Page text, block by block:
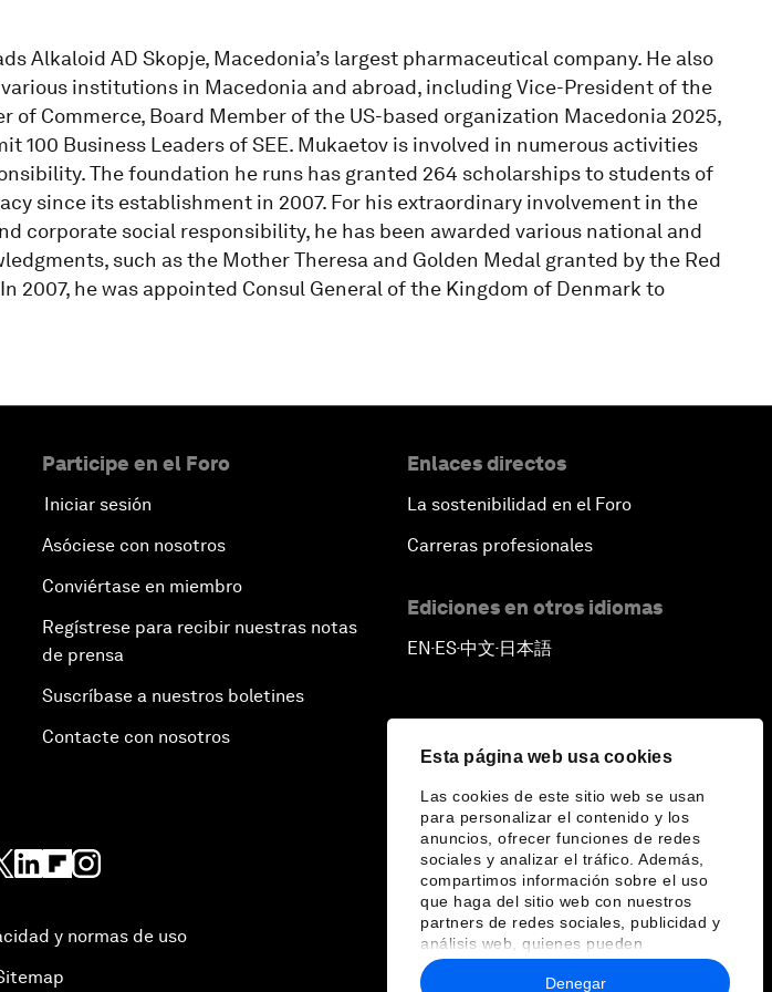
Esta página web usa cookies
Las cookies de este sitio web se usan
para personalizar el contenido y los
anuncios, ofrecer funciones de redes
sociales y analizar el tráfico. Además,
compartimos información sobre el uso
que haga del sitio web con nuestros
partners de redes sociales, publicidad y
análisis web, quienes pueden
combinarla con otra información que les
haya proporcionado o que hayan
Denegar
Alkaloid AD Skopje, Macedonia’s largest pharmaceutical company. He also
institutions in Macedonia and abroad, including Vice-President of the
of Commerce, Board Member of the US-based organization Macedonia 2025,
100 Business Leaders of SEE. Mukaetov is involved in numerous activities
The foundation he runs has granted 264 scholarships to students of
since its establishment in 2007. For his extraordinary involvement in the
corporate social responsibility, he has been awarded various national and
such as the Mother Theresa and Golden Medal granted by the Red
2007, he was appointed Consul General of the Kingdom of Denmark to
Participe en el Foro
Iniciar sesión
Asóciese con nosotros
Conviértase en miembro
Regístrese para recibir nuestras notas
de prensa
Suscríbase a nuestros boletines
Contacte con nosotros
Enlaces directos
La sostenibilidad en el Foro
Carreras profesionales
Ediciones en otros idiomas
EN▪ES▪中文▪ 日本語
y normas de uso